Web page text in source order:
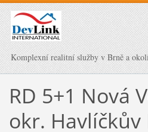
Komplexní realitní služby v Brně a
RD 5+1 Nová
okr. Havlíčkův